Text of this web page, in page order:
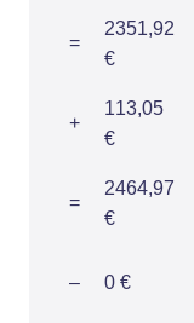
=
2351,92
€
+
113,05
€
=
2464,97
€
– 0 €